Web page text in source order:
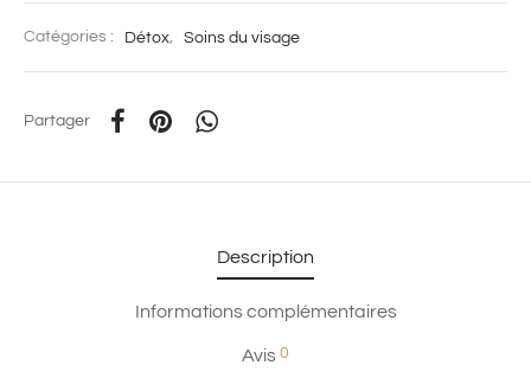
Catégories : Détox, Soins du visage
Partager
Description
Informations complémentaires
Avis 0